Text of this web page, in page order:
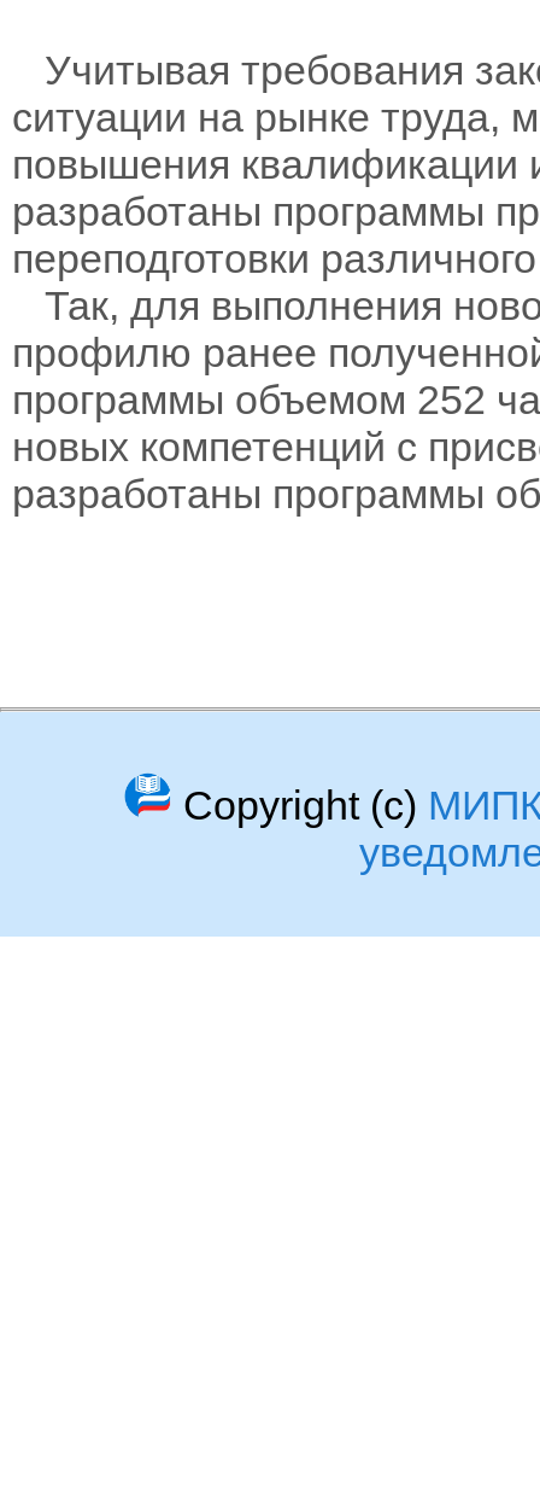
Учитывая требования
ситуации на рынке труда,
повышения квалификации
разработаны программы
переподготовки
Так, для выполнения
профилю ранее
программы объемом 252
новых компетенций с
разработаны программы
Copyright (c)